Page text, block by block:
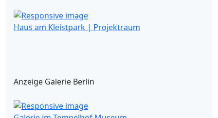
Haus am Kleistpark | Projektraum
Anzeige Galerie Berlin